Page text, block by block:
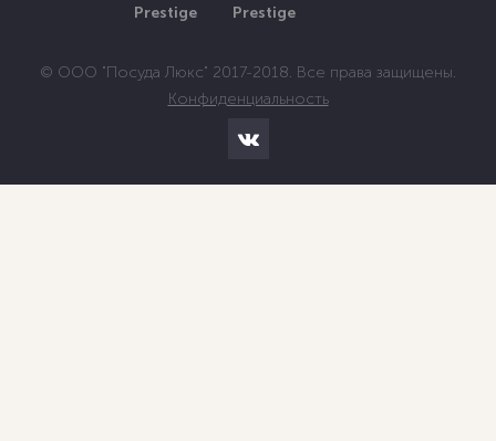
Prestige
Prestige
© ООО "Посуда Люкс" 2017-2018. Все права защищены.
Конфиденциальность